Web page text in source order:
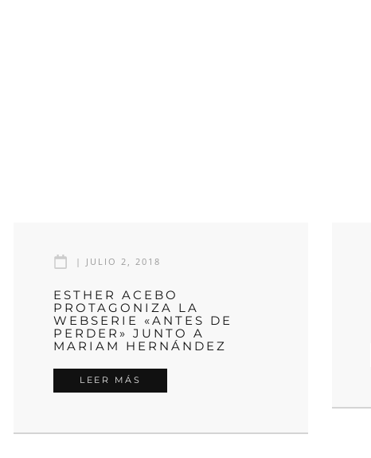
| JULIO 2, 2018
ESTHER ACEBO
PROTAGONIZA LA
WEBSERIE «ANTES DE
PERDER» JUNTO A
MARIAM HERNÁNDEZ
LEER MÁS